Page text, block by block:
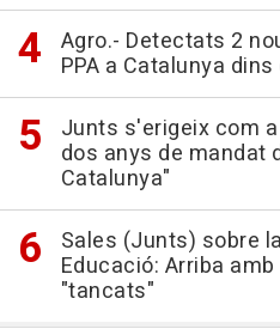
Agro.- Detectats 2
PPA a Catalunya
Junts s'erigeix com
dos anys de mandat
Catalunya"
Sales (Junts) sobre
Educació: Arriba
"tancats"